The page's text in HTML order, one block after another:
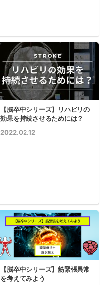
【脳卒中シリーズ】リハビリの
効果を持続させるためには？
2022.02.12
【脳卒中シリーズ】筋緊張異常
を考えてみよう